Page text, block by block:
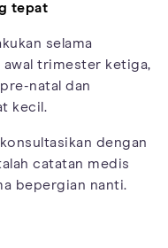
tepat
selama
trimester ketiga,
natal dan
kecil.
dengan
catatan medis
bepergian nanti.